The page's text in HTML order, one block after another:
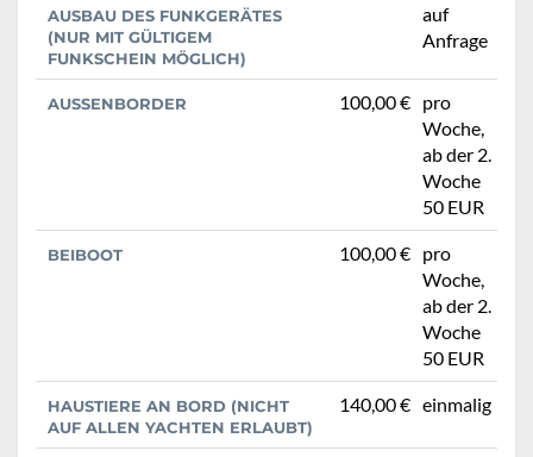
AUSBAU DES FUNKGERÄTES
(NUR MIT GÜLTIGEM
FUNKSCHEIN MÖGLICH)
auf
Anfrage
AUSSENBORDER 100,00 € pro
Woche,
ab der 2.
Woche
50 EUR
BEIBOOT 100,00 € pro
Woche,
ab der 2.
Woche
50 EUR
HAUSTIERE AN BORD (NICHT
AUF ALLEN YACHTEN ERLAUBT)
140,00 € einmalig